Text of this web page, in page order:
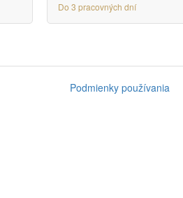
Do 3 pracovných dní
Podmienky používania